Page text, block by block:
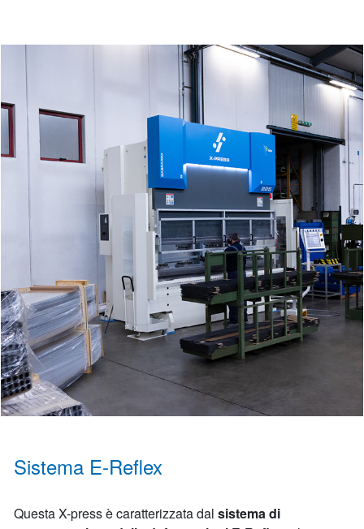
Sistema E-Reflex
Questa X-press è caratterizzata dal sistema di